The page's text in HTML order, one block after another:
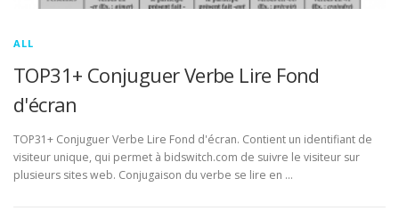
ALL
TOP31+ Conjuguer Verbe Lire Fond
d'écran
TOP31+ Conjuguer Verbe Lire Fond d'écran. Contient un identifiant de
visiteur unique, qui permet à bidswitch.com de suivre le visiteur sur
plusieurs sites web. Conjugaison du verbe se lire en …